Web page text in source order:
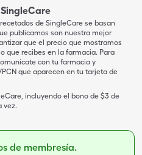
de SingleCare se basan
publicamos son nuestra mejor
que el precio que mostramos
que recibes en la farmacia. Para
con tu farmacia y
que aparecen en tu tarjeta de
incluyendo el bono de $3 de
vez.
de membresía.